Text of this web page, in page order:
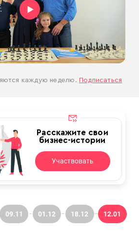
каждую неделю. Подписаться
Расскажите свои
бизнес-истории
Участвовать
09.11 01.12 18.12 12.01